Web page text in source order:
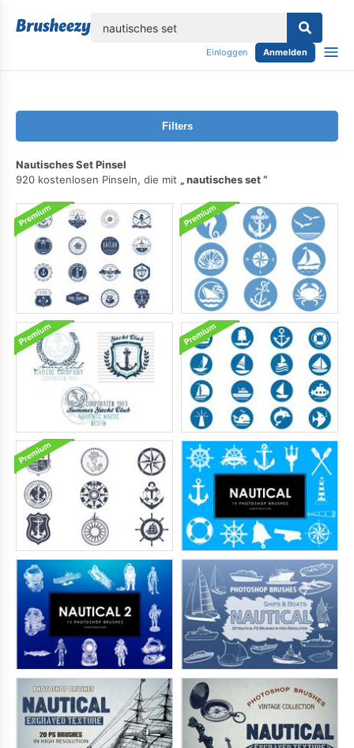
Einloggen Anmelden
Filters
Nautisches Set Pinsel
920 kostenlosen Pinseln, die mit
nautisches set